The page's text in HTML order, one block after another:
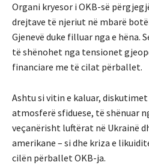
Organi kryesor i OKB-së
drejtave të njeriut në mbarë
Gjenevë duke filluar nga e hëna.
të shënohet nga tensionet
financiare me të cilat përballet.
Ashtu si vitin e kaluar,
atmosferë sfiduese, të shënuar
veçanërisht luftërat në Ukrainë
amerikane – si dhe kriza e
cilën përballet OKB-ja.